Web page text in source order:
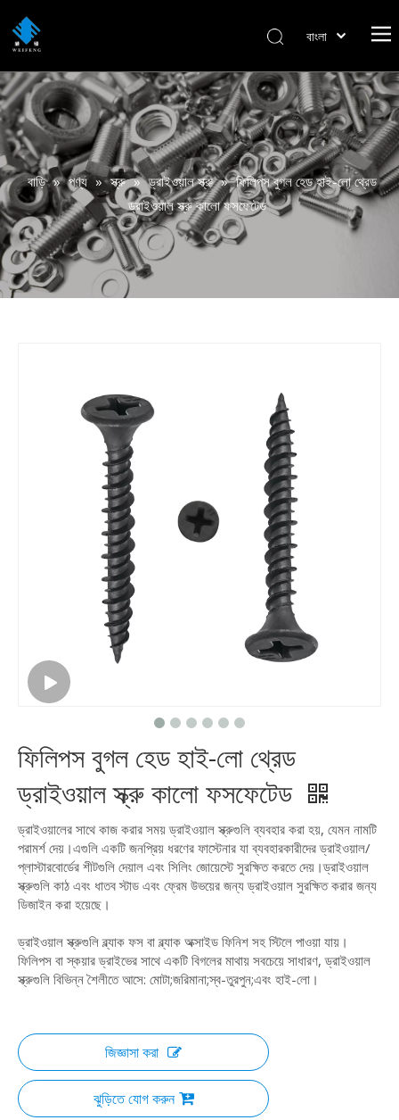
বাংলা
Italiano
Deutsch
Português
Español
Pусский
Français
বাড়ি » পণ্য » স্ক্রু » ড্রাইওয়াল স্ক্রু » ফিলিপস বুগল হেড হাই-লো থ্রেড
ড্রাইওয়াল স্ক্রু কালো ফসফেটেড
ফিলিপস বুগল হেড হাই-লো থ্রেড
ড্রাইওয়াল স্ক্রু কালো ফসফেটেড
ড্রাইওয়ালের সাথে কাজ করার সময় ড্রাইওয়াল স্ক্রুগুলি ব্যবহার করা হয়, যেমন নামটি
পরামর্শ দেয়।এগুলি একটি জনপ্রিয় ধরণের ফাস্টেনার যা ব্যবহারকারীদের ড্রাইওয়াল/
প্লাস্টারবোর্ডের শীটগুলি দেয়াল এবং সিলিং জোয়েস্টে সুরক্ষিত করতে দেয়।ড্রাইওয়াল
স্ক্রুগুলি কাঠ এবং ধাতব স্টাড এবং ফ্রেম উভয়ের জন্য ড্রাইওয়াল সুরক্ষিত করার জন্য
ডিজাইন করা হয়েছে।
ড্রাইওয়াল স্ক্রুগুলি ব্ল্যাক ফস বা ব্ল্যাক অক্সাইড ফিনিশ সহ স্টিলে পাওয়া যায়।
ফিলিপস বা স্কয়ার ড্রাইভের সাথে একটি বিগলের মাথায় সবচেয়ে সাধারণ, ড্রাইওয়াল
স্ক্রুগুলি বিভিন্ন শৈলীতে আসে: মোটা;জরিমানা;স্ব-তুরপুন;এবং হাই-লো।
জিজ্ঞাসা করা
ঝুড়িতে যোগ করুন